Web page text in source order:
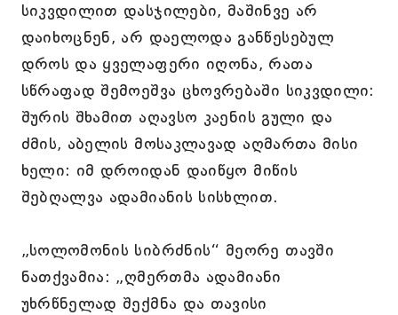
სიკვდილით დასჯილები, მაშინვე არ
დაიხოცნენ, არ დაელოდა განწესებულ
დროს და ყველაფერი იღონა, რათა
სწრაფად შემოეშვა ცხოვრებაში სიკვდილი:
შურის შხამით აღავსო კაენის გული და
ძმის, აბელის მოსაკლავად აღმართა მისი
ხელი: იმ დროიდან დაიწყო მიწის
შებღალვა ადამიანის სისხლით.
„სოლომონის სიბრძნის“ მეორე თავში
ნათქვამია: „ღმერთმა ადამიანი
უხრწნელად შექმნა და თავისი